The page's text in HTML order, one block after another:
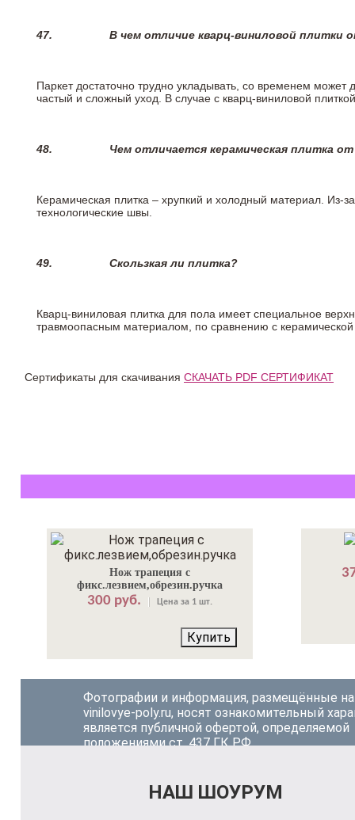
47. В чем отличие кварц-виниловой плитки
Паркет достаточно трудно укладывать, со временем
частый и сложный уход. В случае с кварц-виниловой
48. Чем отличается керамическая плитка
Керамическая плитка – хрупкий и холодный материал. Из-
технологические швы.
49. Скользкая ли плитка?
Кварц-виниловая плитка для пола имеет специальное
травмоопасным материалом, по сравнению с
Сертификаты для скачивания СКАЧАТЬ PDF СЕРТИФИКАТ
Нож трапеция с
фикс.лезвием,обрезин.ручка
300 руб. Цена за 1 шт.
Купить
Фотографии и информация, размещённые на
vinilovye-poly.ru, носят ознакомительный
является публичной офертой, определяемой
положениями ст. 437 ГК РФ.
НАШ ШОУРУМ